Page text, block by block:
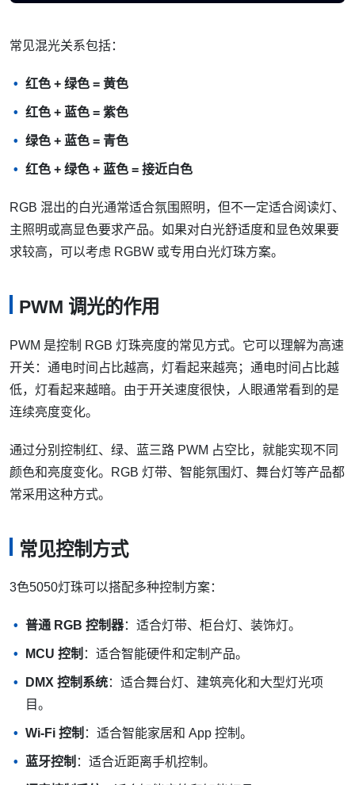
常见混光关系包括：
红色 + 绿色 = 黄色
红色 + 蓝色 = 紫色
绿色 + 蓝色 = 青色
红色 + 绿色 + 蓝色 = 接近白色
RGB 混出的白光通常适合氛围照明，但不一定适合阅读灯、
主照明或高显色要求产品。如果对白光舒适度和显色效果要
求较高，可以考虑 RGBW 或专用白光灯珠方案。
PWM 调光的作用
PWM 是控制 RGB 灯珠亮度的常见方式。它可以理解为高速
开关：通电时间占比越高，灯看起来越亮；通电时间占比越
低，灯看起来越暗。由于开关速度很快，人眼通常看到的是
连续亮度变化。
通过分别控制红、绿、蓝三路 PWM 占空比，就能实现不同
颜色和亮度变化。RGB 灯带、智能氛围灯、舞台灯等产品都
常采用这种方式。
常见控制方式
3色5050灯珠可以搭配多种控制方案：
普通 RGB 控制器：适合灯带、柜台灯、装饰灯。
MCU 控制 ：适合智能硬件和定制产品。
DMX 控制系统：适合舞台灯、建筑亮化和大型灯光项
目。
Wi-Fi 控制 ：适合智能家居和 App 控制。
蓝牙控制 ：适合近距离手机控制。